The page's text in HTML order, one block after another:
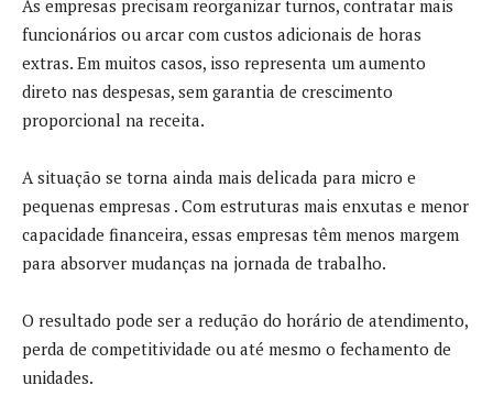
As empresas precisam reorganizar turnos, contratar mais
funcionários ou arcar com custos adicionais de horas
extras. Em muitos casos, isso representa um aumento
direto nas despesas, sem garantia de crescimento
proporcional na receita.
A situação se torna ainda mais delicada para micro e
pequenas empresas . Com estruturas mais enxutas e menor
capacidade financeira, essas empresas têm menos margem
para absorver mudanças na jornada de trabalho.
O resultado pode ser a redução do horário de atendimento,
perda de competitividade ou até mesmo o fechamento de
unidades.